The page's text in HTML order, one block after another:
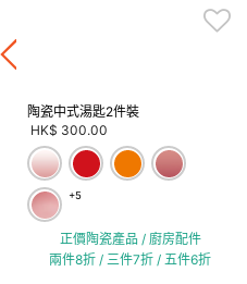
陶瓷中式湯匙2件裝
HK$ 300.00
+5
正價陶瓷產品 / 廚房配件
兩件8折 / 三件7折 / 五件6折